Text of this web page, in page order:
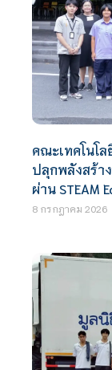
คณะเทคโนโล
ปลุกพลังสร้า
ผ่าน STEAM
8 กรกฎาคม 2026